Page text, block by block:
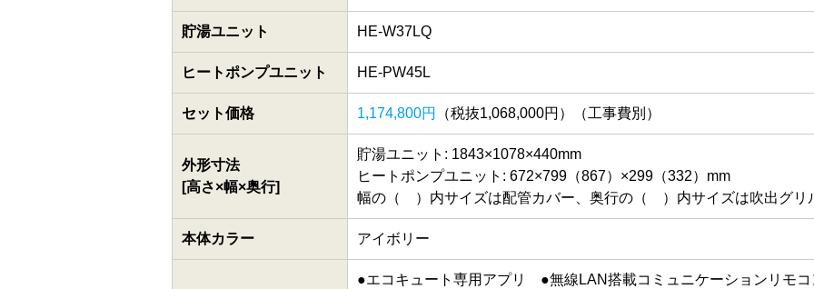
貯湯ユニット HE-W37LQ
ヒートポンプユニット HE-PW45L
セット価格 1,174,800円 （税抜1,068,000円）（工事費別）
外形寸法
[高さ×幅×奥行]
貯湯ユニット: 1843×1078×440mm
ヒートポンプユニット: 672×799（867）×299（332）mm
幅の（ ）内サイズは配管カバー、奥行の（ ）内サイズは吹出グリ
本体カラー アイボリー
●エコキュート専用アプリ ●無線LAN搭載コミュニケーションリモ